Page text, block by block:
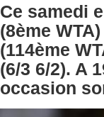
Ce samedi
(8ème
(114ème
(6/3 6/2). A
occasion